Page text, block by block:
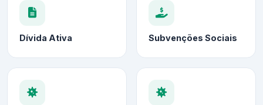
Dívida Ativa Subvenções Sociais